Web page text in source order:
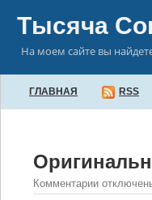
Тысяча
На моем сайте вы
ГЛАВНАЯ RSS
Комментарии